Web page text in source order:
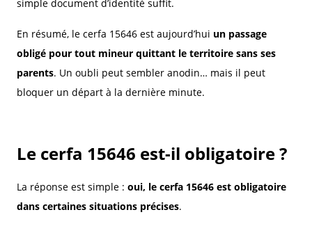
simple document d’identité suffit.
En résumé, le cerfa 15646 est aujourd’hui un passage
obligé pour tout mineur quittant le territoire sans ses
parents. Un oubli peut sembler anodin… mais il peut
bloquer un départ à la dernière minute.
Le cerfa 15646 est-il obligatoire ?
La réponse est simple : oui, le cerfa 15646 est obligatoire
dans certaines situations précises.